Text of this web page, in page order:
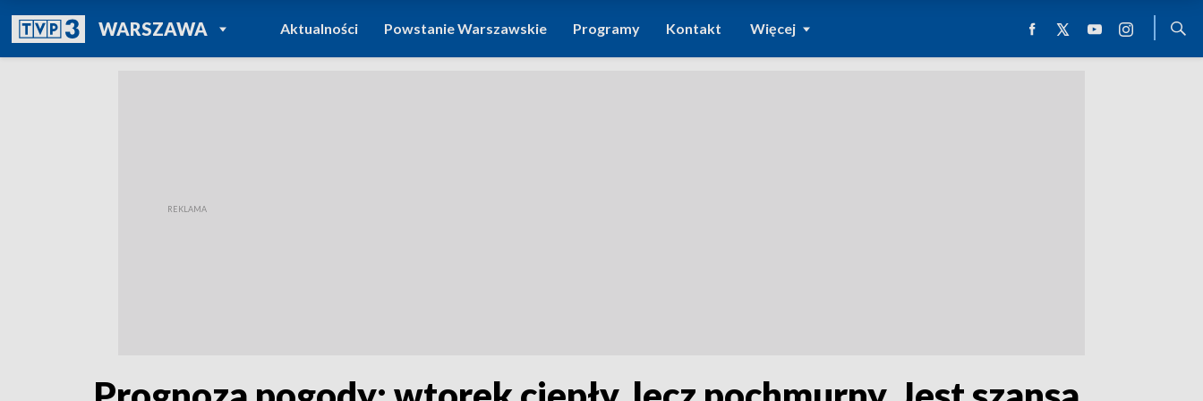
WARSZAWAPOWRÓT DO
TVP REGIONY
Aktualności Powstanie Warszawskie Programy Kontakt Więcej